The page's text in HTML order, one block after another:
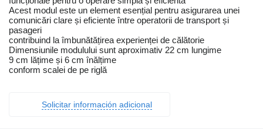
Acest modul este un element esențial pentru asigurarea unei
comunicări clare și eficiente între operatorii de transport și
pasageri
contribuind la îmbunătățirea experienței de călătorie
Dimensiunile modulului sunt aproximativ 22 cm lungime
9 cm lățime și 6 cm înălțime
conform scalei de pe riglă
Solicitar información adicional